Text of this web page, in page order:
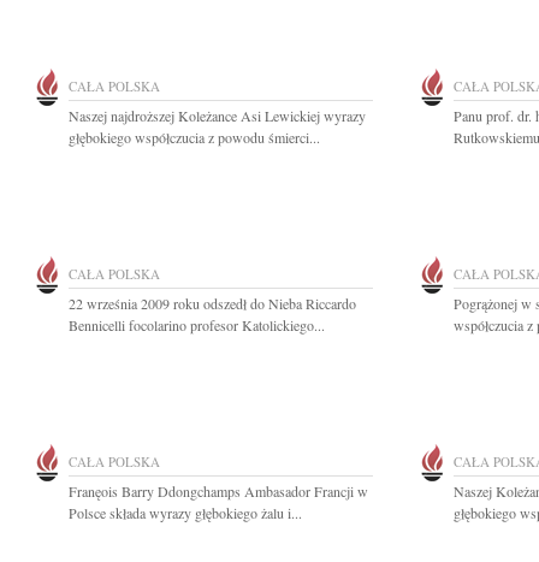
CAŁA POLSKA
Naszej najdroższej Koleżance Asi Lewickiej wyrazy
głębokiego współczucia z powodu śmierci...
CAŁA
Panu prof. dr.
CAŁA POLSKA
22 września 2009 roku odszedł do Nieba Riccardo
Bennicelli focolarino profesor Katolickiego...
CAŁA
Pogrążonej w
współczucia
CAŁA POLSKA
Franęois Barry Ddongchamps Ambasador Francji w
Polsce składa wyrazy głębokiego żalu i...
CAŁA
Naszej
głębokiego